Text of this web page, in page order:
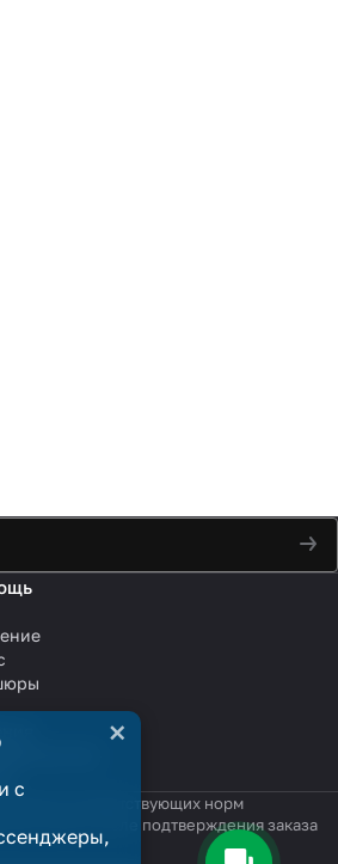
смысле соответствующих норм
только после подтверждения заказа
с
×